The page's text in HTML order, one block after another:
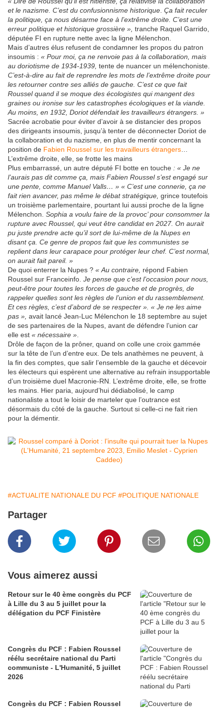
et le nazisme. C’est du confusionnisme historique Ça fait reculer
la politique, ça nous désarme face à l’extrême droite. C’est une
erreur politique et historique grossière », tranche Raquel Garrido,
députée FI en rupture nette avec la ligne Mélenchon.
Mais d’autres élus refusent de condamner les propos du patron
insoumis : « Pour moi, ça ne renvoie pas à la collaboration, mais
au doriotisme de 1934-1939, tente de nuancer un mélenchoniste.
C’est-à-dire au fait de reprendre les mots de l’extrême droite pour
les retourner contre ses alliés de gauche. C’est ce que fait
Roussel quand il se moque des écologistes qui mangent des
graines ou ironise sur les catastrophes écologiques et la viande.
Au moins, en 1932, Doriot défendait les travailleurs étrangers. »
Sacrée acrobatie pour éviter d’avoir à se distancier des propos
des dirigeants insoumis, jusqu’à tenter de déconnecter Doriot de
la collaboration et du nazisme, en plus de mentir concernant la
position de Fabien Roussel sur les travailleurs étrangers
L’extrême droite, elle, se frotte les mains
Plus embarrassé, un autre député FI botte en touche : « Je ne
l’aurais pas dit comme ça, mais Fabien Roussel s’est engagé sur
une pente, comme Manuel Valls… » « C’est une connerie, ça ne
fait rien avancer, pas même le débat stratégique, grince toutefois
un troisième parlementaire, pourtant lui aussi proche de la ligne
Mélenchon. Sophia a voulu faire de la provoc’ pour consommer la
rupture avec Roussel, qui veut être candidat en 2027. On aurait
pu juste prendre acte qu’il sort de lui-même de la Nupes en
disant ça. Ce genre de propos fait que les communistes se
replient dans leur carapace pour protéger leur chef. C’est normal,
on aurait fait pareil. »
De quoi enterrer la Nupes ? « Au contraire, répond Fabien
Roussel sur Franceinfo. Je pense que c’est l’occasion pour nous,
peut-être pour toutes les forces de gauche et de progrès, de
rappeler quelles sont les règles de l’union et du rassemblement.
Et ces règles, c’est d’abord de se respecter » « Je ne les aime
pas », avait lancé Jean-Luc Mélenchon le 18 septembre au sujet
de ses partenaires de la Nupes, avant de défendre l’union car
elle est « nécessaire »
Drôle de façon de la prôner, quand on colle une croix gammée
sur la tête de l’un d’entre eux. De tels anathèmes ne peuvent, à
la fin des comptes, que salir l’ensemble de la gauche et décevoir
les électeurs qui espèrent une alternative au refrain insupportable
d’un troisième duel Macronie-RN. L’extrême droite, elle, se frotte
les mains. Hier paria, aujourd’hui dédiabolisé, le camp
nationaliste a tout le loisir de marteler que l’outrance est
désormais du côté de la gauche. Surtout si celle-ci ne fait rien
pour la démentir.
#ACTUALITE NATIONALE DU PCF #POLITIQUE NATIONALE
Partager
Vous aimerez aussi
Retour sur le 40 ème congrès du PCF
à Lille du 3 au 5 juillet pour la
délégation du PCF Finistère
Congrès du PCF : Fabien Roussel
réélu secrétaire national du Parti
communiste - L'Humanité, 5 juillet
2026
Congrès du PCF : Fabien Roussel